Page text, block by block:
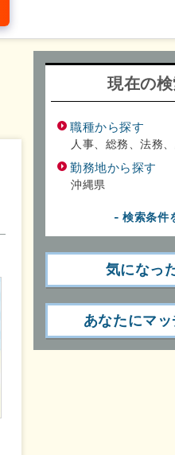
現在の
職種から探す
人事、総務、法務
勤務地から探す
沖縄県
- 検索条件
気になっ
あなたにマ